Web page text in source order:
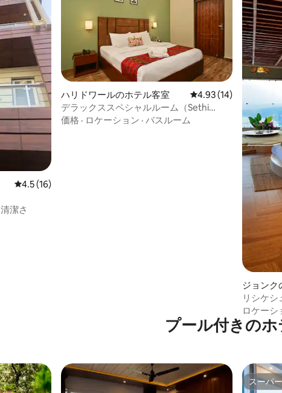
レビュー16件、5つ星中4.5つ星の平均評価
4.5 (16)
清潔さ
ハリドワールのホテル客室 レビュー14件、5つ星
4.93 (14)
デラックススペシャルルーム（Sethi
Legacy）
価格 · ロケーション · バスルーム
ジョンク
リシケ
めるサ
ロケーシ
プール付きの
スーパ
スーパ